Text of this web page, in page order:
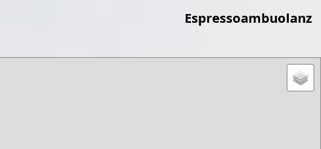
Espressoambuolanz